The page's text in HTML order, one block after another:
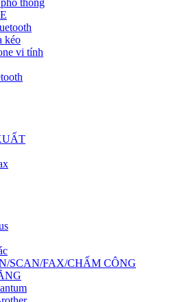
thông
kéo
vi tính
SCAN/FAX/CHẤM CÔNG